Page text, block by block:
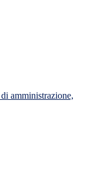
amministrazione,